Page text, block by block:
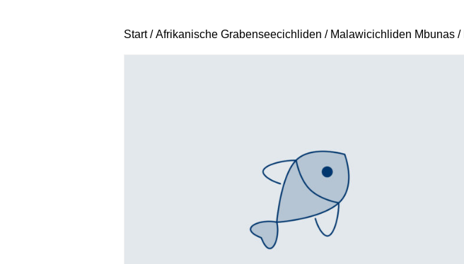
Start/Afrikanische Grabenseecichliden / Malawicichliden Mbunas/